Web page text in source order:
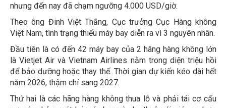
nhưng đến nay đã chạm ngưỡng 4.000 USD/giờ.
Theo ông Đinh Việt Thắng, Cục trưởng Cục Hàng không
Việt Nam, tình trạng thiếu máy bay diễn ra vì 3 nguyên nhân.
Đầu tiên là có đến 42 máy bay của 2 hãng hàng không lớn
là Vietjet Air và Vietnam Airlines nằm trong diện triệu hồi
để bảo dưỡng hoặc thay thế. Thời gian dự kiến kéo dài hết
năm 2026, thậm chí sang 2027.
Thứ hai là các hãng hàng không thua lỗ và phải tái cơ cấu